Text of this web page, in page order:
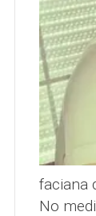
faciana
No